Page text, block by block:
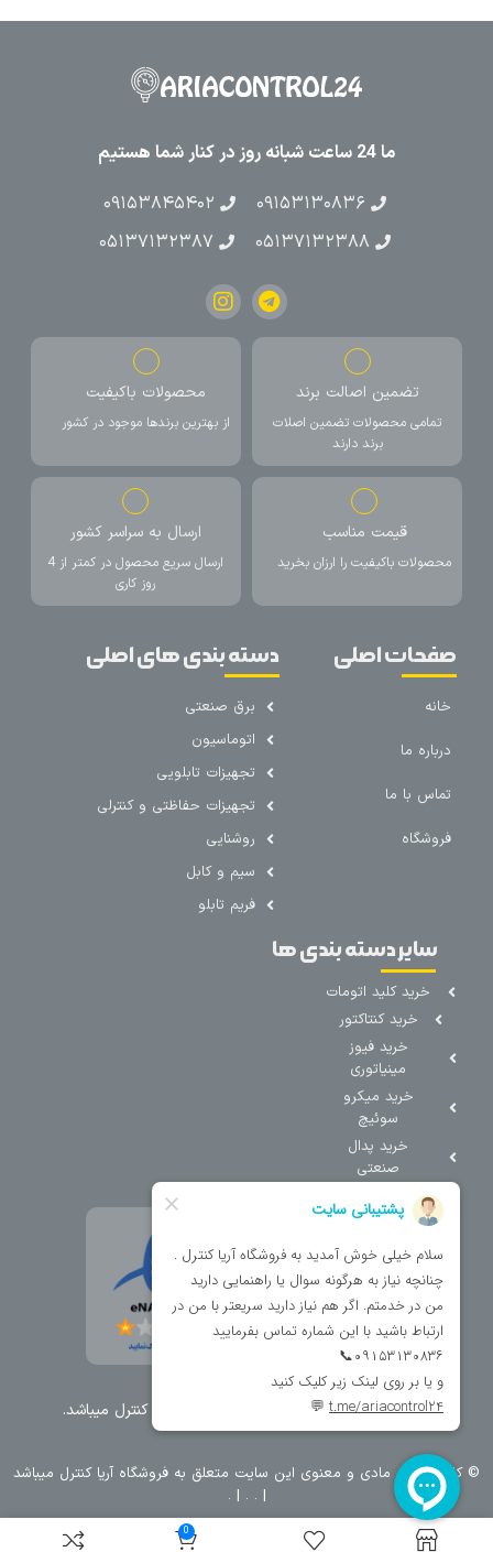
ما 24 ساعت شبانه روز در کنار شما هستیم
۰۹۱۵۳۱۳۰۸۳۶
۰۹۱۵۳۸۴۵۴۰۲
۰۵۱۳۷۱۳۲۳۸۸
۰۵۱۳۷۱۳۲۳۸۷
تضمین اصالت برند
تمامی محصولات تضمین اصلات
برند دارند
محصولات باکیفیت
از بهترین برندها موجود در کشور
قیمت مناسب
محصولات باکیفیت را ارزان بخرید
ارسال به سراسر کشور
ارسال سریع محصول در کمتر از 4
روز کاری
صفحات اصلی
خانه
درباره ما
تماس با ما
فروشگاه
دسته بندی های اصلی
برق صنعتی
اتوماسیون
تجهیزات تابلویی
تجهیزات حفاظتی و کنترلی
روشنایی
سیم و کابل
فریم تابلو
سایر دسته بندی ها
خرید کلید اتومات
خرید کنتاکتور
خرید فیوز
مینیاتوری
خرید میکرو
سوئیچ
خرید پدال
صنعتی
تمامی حقوق مطالب و سایت نزد شرکت اریا کنترل میباشد.
0
© کليه حقوق مادی و معنوی اين سايت متعلق به فروشگاه آریا کنترل ميباشد
|
. .
| .